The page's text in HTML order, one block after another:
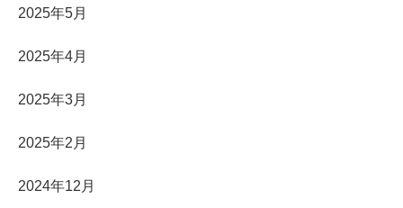
2025年5月
2025年4月
2025年3月
2025年2月
2024年12月